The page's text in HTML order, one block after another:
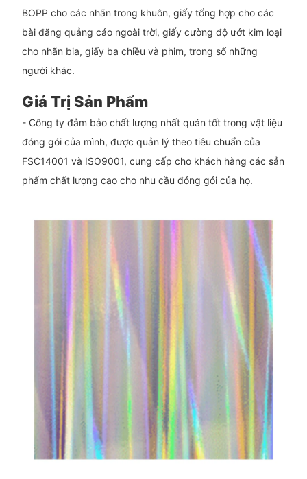
BOPP cho các nhãn trong khuôn, giấy tổng hợp cho các
bài đăng quảng cáo ngoài trời, giấy cường độ ướt kim loại
cho nhãn bia, giấy ba chiều và phim, trong số những
người khác.
Giá Trị Sản Phẩm
- Công ty đảm bảo chất lượng nhất quán tốt trong vật liệu
đóng gói của mình, được quản lý theo tiêu chuẩn của
FSC14001 và ISO9001, cung cấp cho khách hàng các sản
phẩm chất lượng cao cho nhu cầu đóng gói của họ.